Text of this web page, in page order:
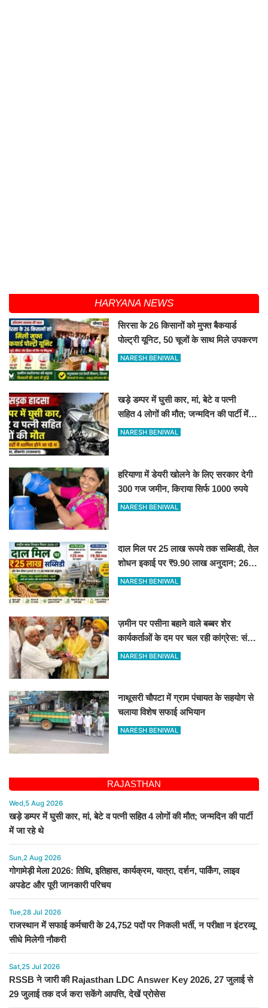
HARYANA NEWS
सिरसा के 26 किसानों को मुफ्त बैकयार्ड
पोल्ट्री यूनिट, 50 चूजों के साथ मिले उपकरण
NARESH BENIWAL
खड़े डम्पर में घुसी कार, मां, बेटे व पत्नी
सहित 4 लोगों की मौत; जन्मदिन की पार्टी में
जा रहे थे
NARESH BENIWAL
हरियाणा में डेयरी खोलने के लिए सरकार देगी
300 गज जमीन, किराया सिर्फ 1000 रुपये
NARESH BENIWAL
दाल मिल पर 25 लाख रूपये तक सब्सिडी, तेल
शोधन इकाई पर ₹9.90 लाख अनुदान; 26
अगस्त तक आवेदन करें
NARESH BENIWAL
ज़मीन पर पसीना बहाने वाले बब्बर शेर
कार्यकर्ताओं के दम पर चल रही कांग्रेस: संतोष
बेनीवाल
NARESH BENIWAL
नाथूसरी चौपटा में ग्राम पंचायत के सहयोग से
चलाया विशेष सफाई अभियान
NARESH BENIWAL
RAJASTHAN
Wed,5 Aug 2026
खड़े डम्पर में घुसी कार, मां, बेटे व पत्नी सहित 4 लोगों की मौत; जन्मदिन की पार्टी
में जा रहे थे
Sun,2 Aug 2026
गोगामेड़ी मेला 2026: तिथि, इतिहास, कार्यक्रम, यात्रा, दर्शन, पार्किंग, लाइव
अपडेट और पूरी जानकारी परिचय
Tue,28 Jul 2026
राजस्थान में सफाई कर्मचारी के 24,752 पदों पर निकली भर्ती, न परीक्षा न इंटरव्यू
सीधे मिलेगी नौकरी
Sat,25 Jul 2026
RSSB ने जारी की Rajasthan LDC Answer Key 2026, 27 जुलाई से
29 जुलाई तक दर्ज करा सकेंगे आपत्ति, देखें प्रोसेस